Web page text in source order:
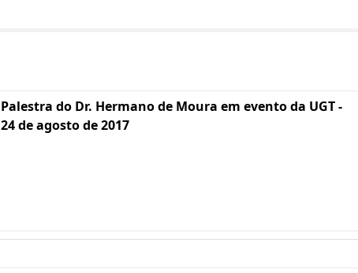
Palestra do Dr. Hermano de Moura em evento da UGT -
24 de agosto de 2017